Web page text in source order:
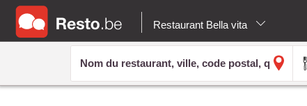
Restaurant Bella vita